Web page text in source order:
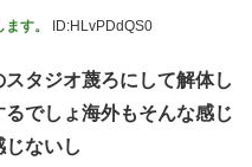
す。 ID:HLvPDdQS0
タジオ蔑ろにして解体し
でしょ海外もそんな感じ
じないし